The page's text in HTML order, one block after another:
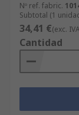
Nº ref. fabric.
Subtotal (1
34,41 €(exc.
Cantidad